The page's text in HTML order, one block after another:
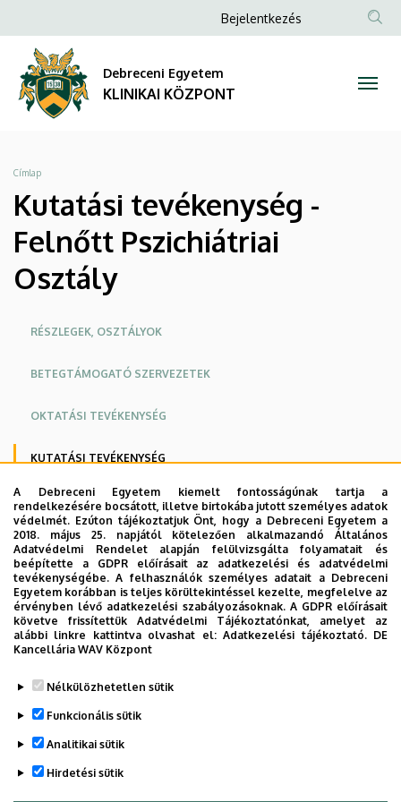
A Debreceni Egyetem kiemelt fontosságúnak tartja a
rendelkezésére bocsátott, illetve birtokába jutott személyes adatok
védelmét. Ezúton tájékoztatjuk Önt, hogy a Debreceni Egyetem a
2018. május 25. napjától kötelezően alkalmazandó Általános
Adatvédelmi Rendelet alapján felülvizsgálta folyamatait és
beépítette a GDPR előírásait az adatkezelési és adatvédelmi
tevékenységébe. A felhasználók személyes adatait a Debreceni
Egyetem korábban is teljes körültekintéssel kezelte, megfelelve az
érvényben lévő adatkezelési szabályozásoknak. A GDPR előírásait
követve frissítettük Adatvédelmi Tájékoztatónkat, amelyet az
alábbi linkre kattintva olvashat el:Adatkezelési tájékoztató. DE
Kancellária WAV Központ
Nélkülözhetetlen sütik
Funkcionális sütik
Analitikai sütik
Hirdetési sütik
tevékenység
Felnőtt
Pszichiátriai
Osztály
KLINIKAI
a
tartalomra
Anonim
fiók
menüje
Bejelentkezés
Debreceni Egyetem
KLINIKAI KÖZPONT
Morzsa
Címlap
Kutatási tevékenység -
Felnőtt Pszichiátriai
Osztály
Oldalmenü
RÉSZLEGEK, OSZTÁLYOK
BETEGTÁMOGATÓ SZERVEZETEK
OKTATÁSI TEVÉKENYSÉG
KUTATÁSI TEVÉKENYSÉG
PSZICHOLÓGIAI TEAM MŰKÖDÉSE
ELÉRHETŐSÉG
Klinikai vizsgálatok és innovatív pszichiátriai kutatások is
folyamatosan zajlanak osztályunkon (TMS, ketamin,
pszichoszomatika).
Legutóbb frissítve: 2022. 05. 25. 11:15